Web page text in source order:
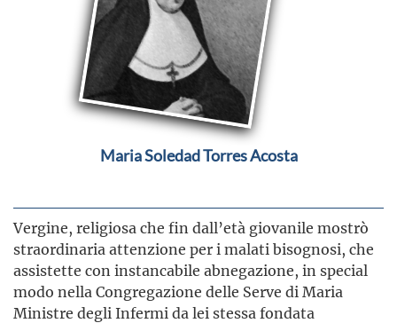
Maria Soledad Torres Acosta
Vergine, religiosa che fin dall’età giovanile mostrò
straordinaria attenzione per i malati bisognosi, che
assistette con instancabile abnegazione, in special
modo nella Congregazione delle Serve di Maria
Ministre degli Infermi da lei stessa fondata